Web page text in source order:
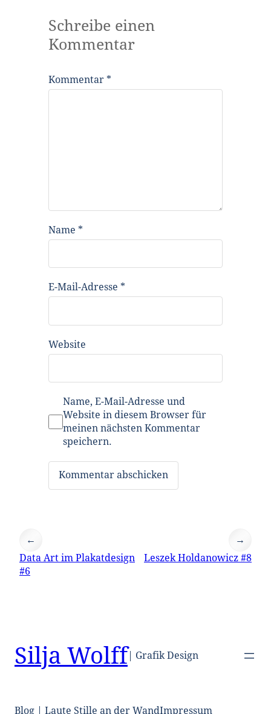
Schreibe einen
Kommentar
Kommentar *
Name *
E-Mail-Adresse *
Website
Name, E-Mail-Adresse und
Website in diesem Browser für
meinen nächsten Kommentar
speichern.
←
Data Art im Plakatdesign
#6
Leszek Holdanowicz #8
→
Silja Wolff | Grafik Design
Blog | Laute Stille an der WandImpressum